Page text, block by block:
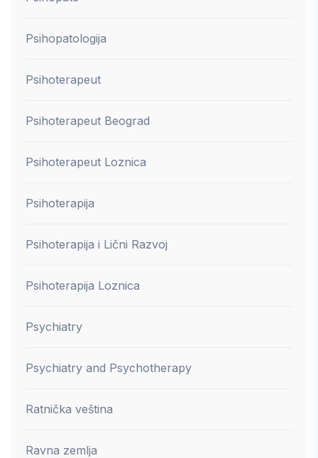
Psihopatologija
Psihoterapeut
Psihoterapeut Beograd
Psihoterapeut Loznica
Psihoterapija
Psihoterapija i Lični Razvoj
Psihoterapija Loznica
Psychiatry
Psychiatry and Psychotherapy
Ratnička veština
Ravna zemlja